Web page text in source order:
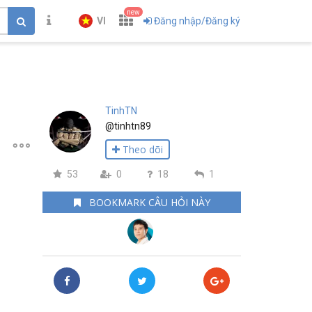
VI
new
Đăng nhập/Đăng ký
TinhTN
@tinhtn89
Theo dõi
53 0 18 1
BOOKMARK CÂU HỎI NÀY